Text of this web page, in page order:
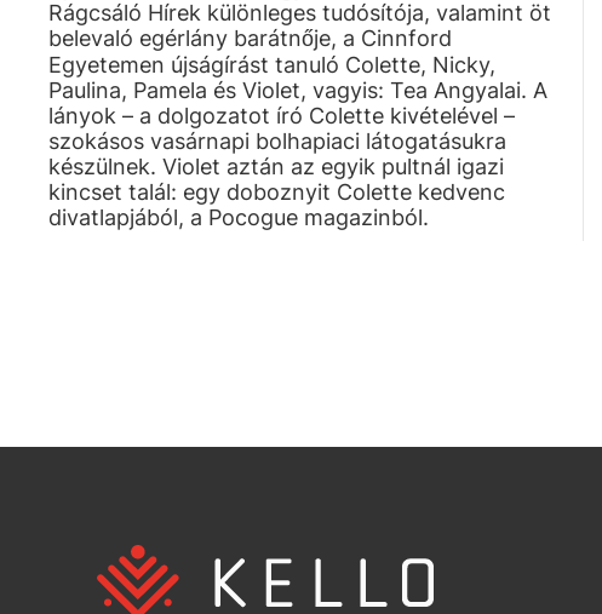
Rágcsáló Hírek különleges tudósítója, valamint öt
belevaló egérlány barátnője, a Cinnford
Egyetemen újságírást tanuló Colette, Nicky,
Paulina, Pamela és Violet, vagyis: Tea Angyalai. A
lányok – a dolgozatot író Colette kivételével –
szokásos vasárnapi bolhapiaci látogatásukra
készülnek. Violet aztán az egyik pultnál igazi
kincset talál: egy doboznyit Colette kedvenc
divatlapjából, a Pocogue magazinból.